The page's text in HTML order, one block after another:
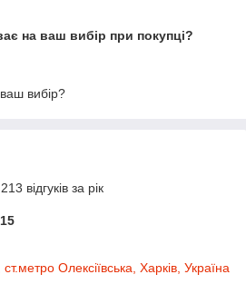
на ваш вибір при покупці?
вибір?
відгуків за рік
Олексіївська, Харків, Україна